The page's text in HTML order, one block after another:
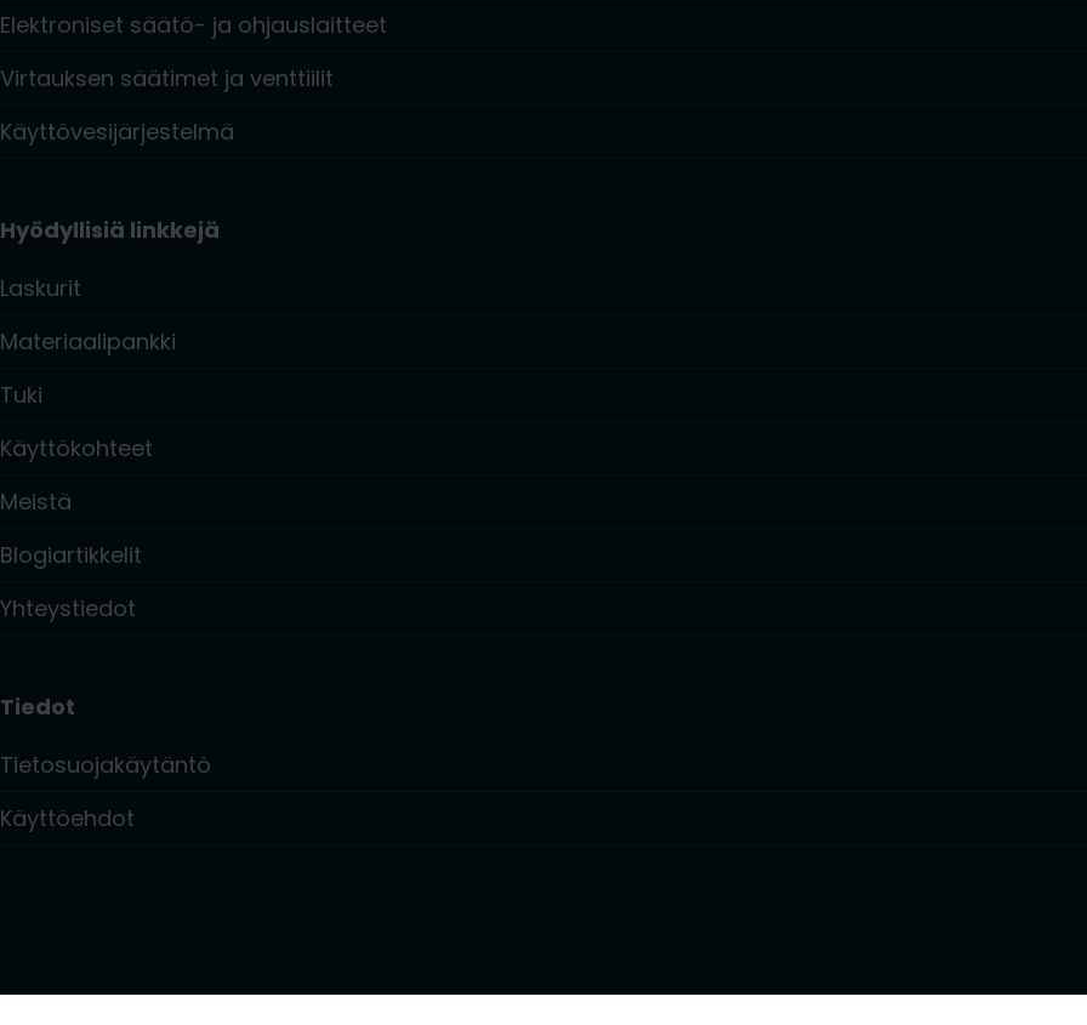
Elektroniset säätö- ja ohjauslaitteet
Virtauksen säätimet ja venttiilit
Käyttövesijärjestelmä
Hyödyllisiä linkkejä
Laskurit
Materiaalipankki
Tuki
Käyttökohteet
Meistä
Blogiartikkelit
Yhteystiedot
Tiedot
Tietosuojakäytäntö
Käyttöehdot